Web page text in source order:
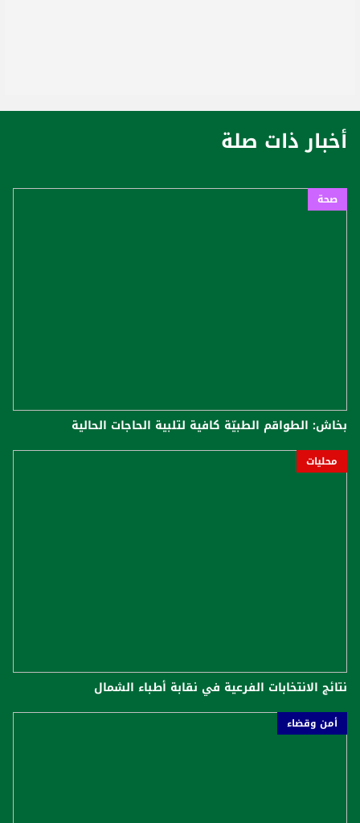
أخبار ذات صلة
صحة
بخاش: الطواقم الطبيّة كافية لتلبية الحاجات الحالية
محليات
نتائج الانتخابات الفرعية في نقابة أطباء الشمال
أمن وقضاء